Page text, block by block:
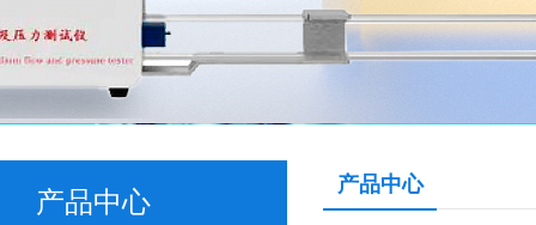
产品中心
产品中心